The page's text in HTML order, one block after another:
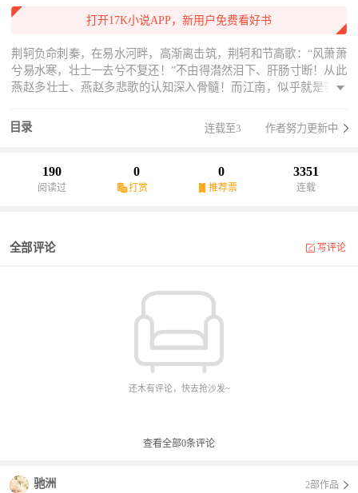
打开17K小说APP，新用户免费看好书
荆轲负命刺秦，在易水河畔，高渐离击筑，荆轲和节高歌：“风萧萧
兮易水寒，壮士一去兮不复还！”不由得潸然泪下、肝肠寸断！从此
燕赵多壮士、燕赵多悲歌的认知深入骨髓！而江南，似乎就是荟萃
慷慨、少了蹈死无悔之精神。《战国策》：“夫专诸之刺王僚也，彗
星袭月；聂政之刺韩傀也，白虹贯日；要离之刺庆忌也，仓鹰击于
水乡血性代言，而此类英豪年代比荆轲更早，经历更惨烈。不管是
黄河还是长江，不管是北国还是江南，不管是边塞还是海上，处处
目录 连载至3 作者努力更新中
190
阅读过
0
打赏
0
推荐票
3351
连载
全部评论 写评论
还木有评论，快去抢沙发~
查看全部0条评论
驰洲 2部作品